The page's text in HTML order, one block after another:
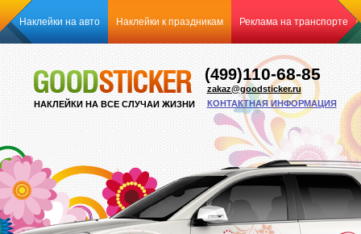
Наклейки на авто Наклейки к праздникам Реклама на транспорте
НАКЛЕЙКИ НА ВСЕ СЛУЧАИ ЖИЗНИ
(499)110-68-85
zakaz@goodsticker.ru
КОНТАКТНАЯ ИНФОРМАЦИЯ